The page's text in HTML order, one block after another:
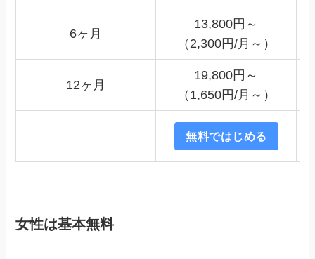
6ヶ月
13,800円～
（2,300円/月～）
12ヶ月
19,800円～
（1,650円/月～）
無料ではじめる
女性は基本無料